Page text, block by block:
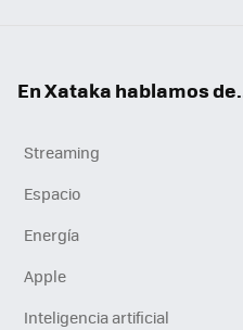
En Xataka hablamos
Streaming
Espacio
Energía
Apple
Inteligencia artificial